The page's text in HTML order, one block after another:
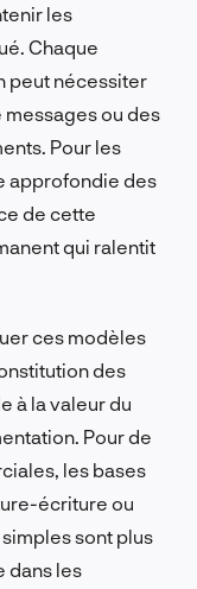
les
Chaque
peut nécessiter
ou des
Pour les
approfondie des
de cette
qui ralentit
ces modèles
des
à la valeur du
Pour de
les bases
écriture ou
sont plus
dans les